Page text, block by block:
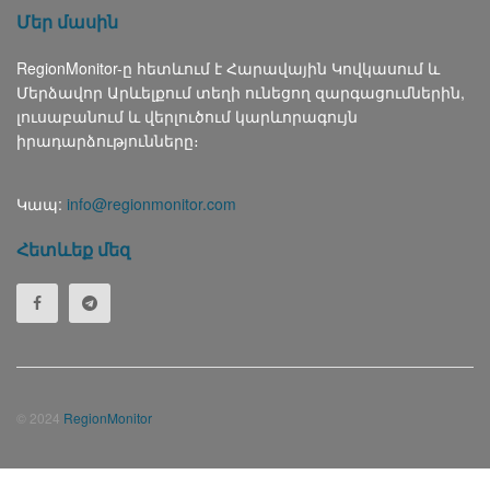
Մեր մասին
RegionMonitor-ը հետևում է Հարավային Կովկասում և
Մերձավոր Արևելքում տեղի ունեցող զարգացումներին,
լուսաբանում և վերլուծում կարևորագույն
իրադարձությունները։
Կապ: info@regionmonitor.com
Հետևեք մեզ
© 2024 RegionMonitor